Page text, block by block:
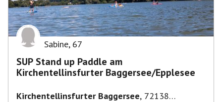
Sabine, 67
SUP Stand up Paddle am
Kirchentellinsfurter Baggersee/Epplesee
Kirchentellinsfurter Baggersee, 72138